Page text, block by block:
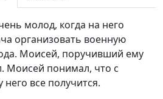
Алексей Дедов,
священнослужитель
Алексей Дедов,
молод, когда на него
организовать военную
Моисей, поручивший ему
Моисей понимал, что с
все получится.